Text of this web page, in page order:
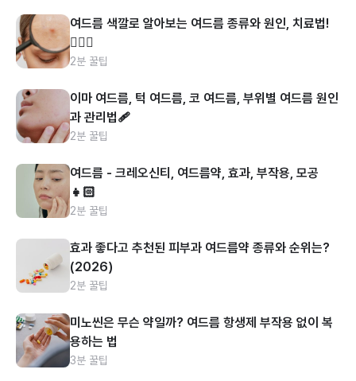
여드름 색깔로 알아보는 여드름 종류와 원인, 치료법!
👩🏻‍⚕️
2분 꿀팁
이마 여드름, 턱 여드름, 코 여드름, 부위별 여드름 원인
과 관리법🩹
2분 꿀팁
여드름 - 크레오신티, 여드름약, 효과, 부작용, 모공
👧🏻
2분 꿀팁
효과 좋다고 추천된 피부과 여드름약 종류와 순위는?
(2026)
2분 꿀팁
미노씬은 무슨 약일까? 여드름 항생제 부작용 없이 복
용하는 법
3분 꿀팁